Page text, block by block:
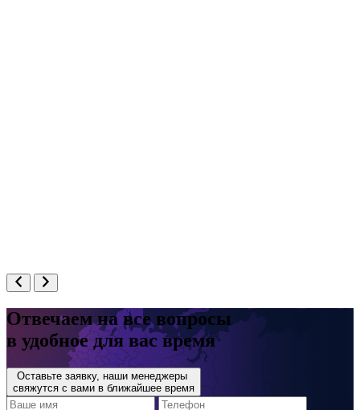
Отвечаем на все вопросы
в удобное для вас время
Оставьте заявку, наши менеджеры
свяжутся с вами в ближайшее время